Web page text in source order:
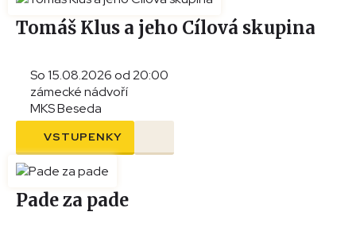
Tomáš Klus a jeho Cílová skupina
So 15.08.2026 od 20:00
zámecké nádvoří
MKS Beseda
VSTUPENKY
Pade za pade